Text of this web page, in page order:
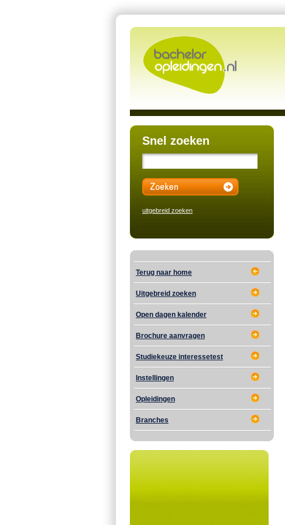
Snel zoeken
uitgebreid zoeken
Terug naar home
Uitgebreid zoeken
Open dagen kalender
Brochure aanvragen
Studiekeuze interessetest
Instellingen
Opleidingen
Branches